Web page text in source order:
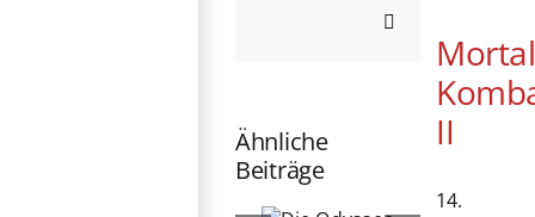
Ähnliche
Beiträge
Mortal
II
14.